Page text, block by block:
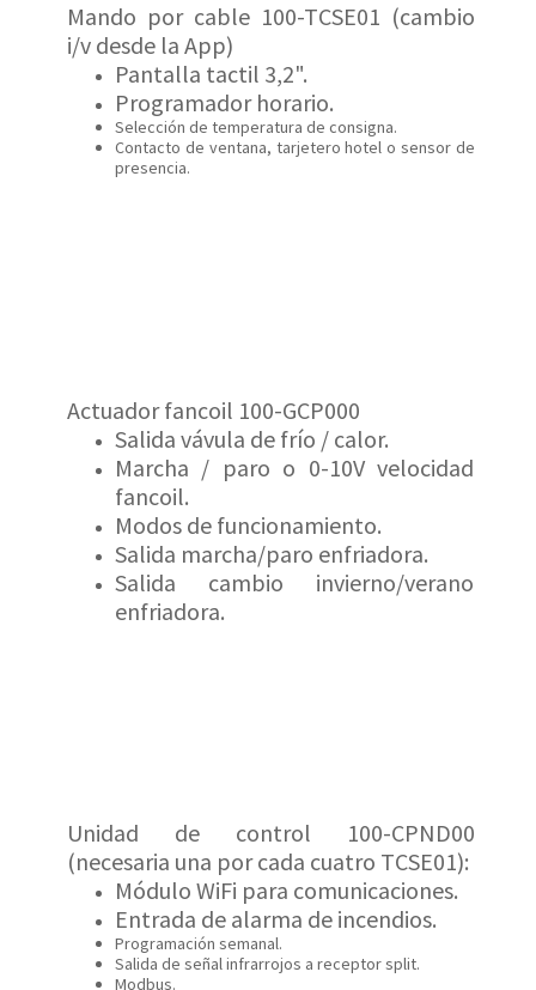
Mando por cable 100-TCSE01 (cambio
i/v desde la App)
Pantalla tactil 3,2".
Programador horario.
Selección de temperatura de consigna.
Contacto de ventana, tarjetero hotel o sensor de
presencia.
Actuador fancoil 100-GCP000
Salida vávula de frío / calor.
Marcha / paro o 0-10V velocidad
fancoil.
Modos de funcionamiento.
Salida marcha/paro enfriadora.
Salida cambio invierno/verano
enfriadora.
Unidad de control 100-CPND00
(necesaria una por cada cuatro TCSE01):
Módulo WiFi para comunicaciones.
Entrada de alarma de incendios.
Programación semanal.
Salida de señal infrarrojos a receptor split.
Modbus.